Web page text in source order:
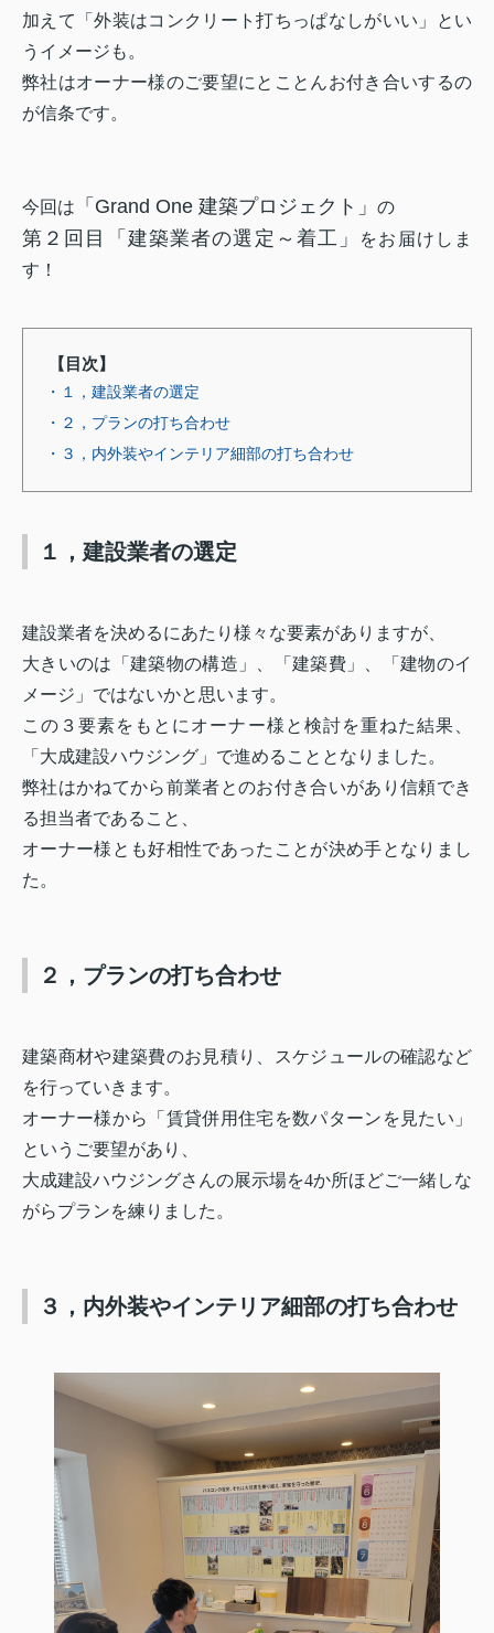
加えて「外装はコンクリート打ちっぱなしがいい」とい
うイメージも。
弊社はオーナー様のご要望にとことんお付き合いするの
が信条です。
今回は 「Grand One 建築プロジェクト」 の
第２回目「建築業者の選定～着工」
をお届けしま
す！
【目次】
・１，建設業者の選定
・２，プランの打ち合わせ
・３，内外装やインテリア細部の打ち合わせ
１，建設業者の選定
建設業者を決めるにあたり様々な要素がありますが、
大きいのは「建築物の構造」、「建築費」、「建物のイ
メージ」ではないかと思います。
この３要素をもとにオーナー様と検討を重ねた結果、
「大成建設ハウジング」で進めることとなりました。
弊社はかねてから前業者とのお付き合いがあり信頼でき
る担当者であること、
オーナー様とも好相性であったことが決め手となりまし
た。
２，プランの打ち合わせ
建築商材や建築費のお見積り、スケジュールの確認など
を行っていきます。
オーナー様から「賃貸併用住宅を数パターンを見たい」
というご要望があり、
大成建設ハウジングさんの展示場を4か所ほどご一緒しな
がらプランを練りました。
３，内外装やインテリア細部の打ち合わせ